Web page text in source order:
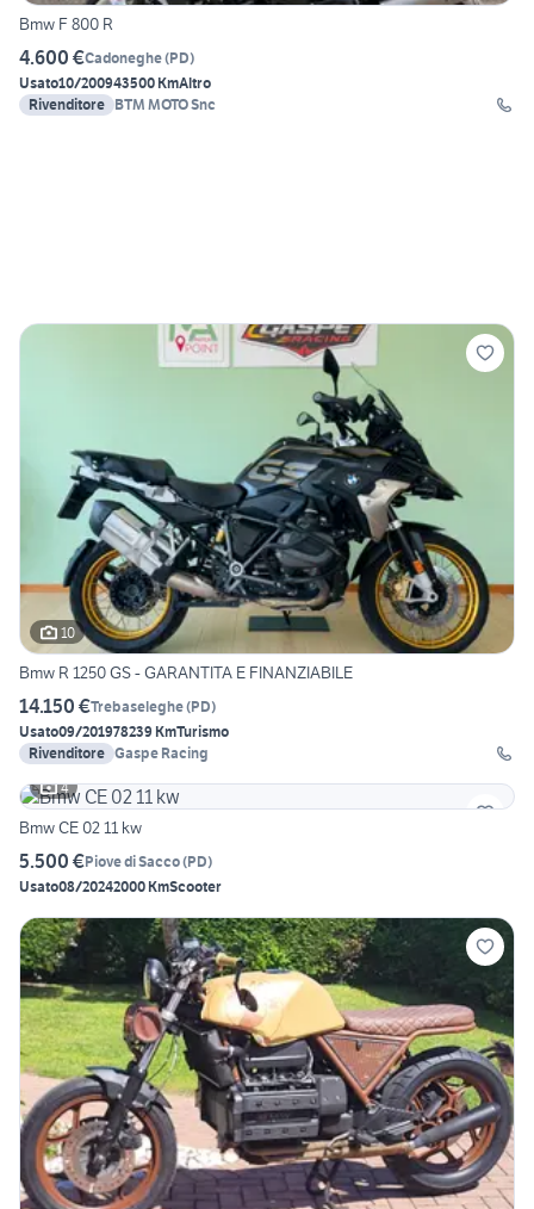
Bmw F 800 R
4.600 €Cadoneghe(PD)
Usato10/200943500 KmAltro
Rivenditore BTM MOTO Snc
10
Bmw R 1250 GS - GARANTITA E FINANZIABILE
14.150 €Trebaseleghe(PD)
Usato09/201978239 KmTurismo
Rivenditore Gaspe Racing
4
Bmw CE 02 11 kw
5.500 €Piove di Sacco(PD)
Usato08/20242000 KmScooter